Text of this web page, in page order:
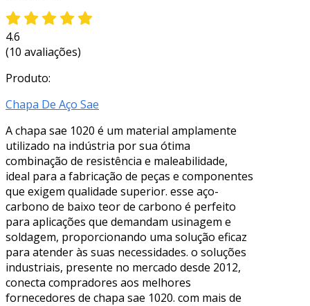
4.6
(10 avaliações)
Produto:
Chapa De Aço Sae
A chapa sae 1020 é um material amplamente
utilizado na indústria por sua ótima
combinação de resistência e maleabilidade,
ideal para a fabricação de peças e componentes
que exigem qualidade superior. esse aço-
carbono de baixo teor de carbono é perfeito
para aplicações que demandam usinagem e
soldagem, proporcionando uma solução eficaz
para atender às suas necessidades. o soluções
industriais, presente no mercado desde 2012,
conecta compradores aos melhores
fornecedores de chapa sae 1020. com mais de